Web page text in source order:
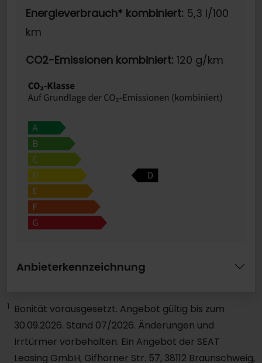
Energieverbrauch* kombiniert: 5,3 l/100
km
CO2-Emissionen kombiniert: 120 g/km
Anbieterkennzeichnung
1
Bonität vorausgesetzt. Angebot gültig bis zum
30.09.2026. Stand 07/2026. Änderungen und
Irrtürmer vorbehalten. Ein Angebot der SEAT
Leasing GmbH, Gifhorner Str. 57, 38112 Braunschweig,